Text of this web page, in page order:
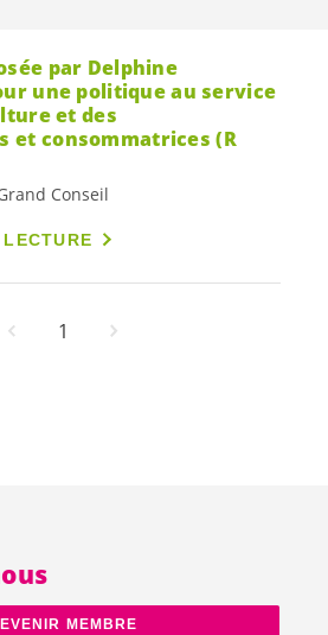
par Delphine
une politique au service
et des
et consommatrices (R
Conseil
1
MEMBRE